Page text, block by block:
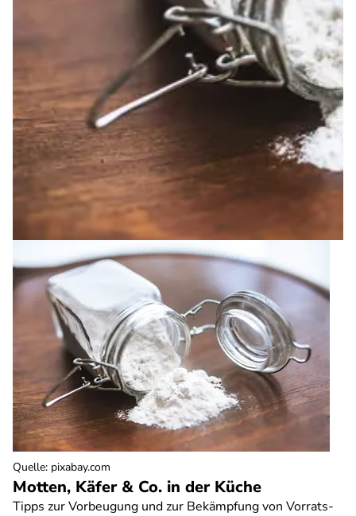
Motten, Käfer & Co. in der Küche
Tipps zur Vorbeugung und zur Bekämpfung von Vorrats-
Quelle: pixabay.com